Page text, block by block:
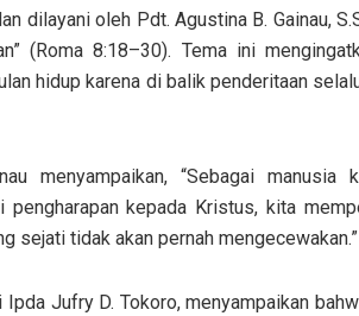
dilayani oleh Pdt. Agustina B. Gainau,
(Roma 8:18–30). Tema ini
hidup karena di balik penderitaan
menyampaikan, “Sebagai
kepada Kristus, kita
sejati tidak akan pernah mengecewakan.”
Jufry D. Tokoro, menyampaikan